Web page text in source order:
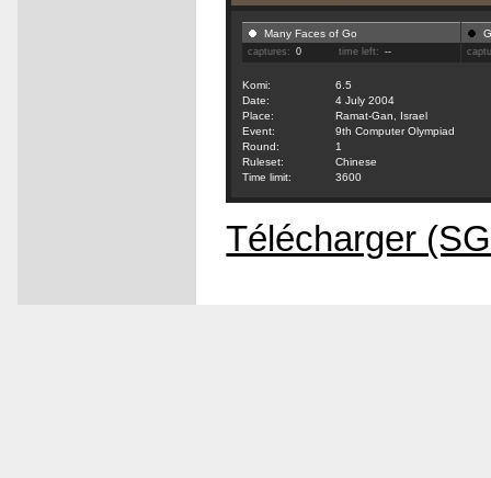
Many Faces of Go
captures: 0 time left: --
Komi:
6.5
Date:
4 July 2004
Place:
Ramat-Gan, Israel
Event:
9th Computer Olympiad
Round:
1
Ruleset:
Chinese
Time limit:
3600
Télécharger